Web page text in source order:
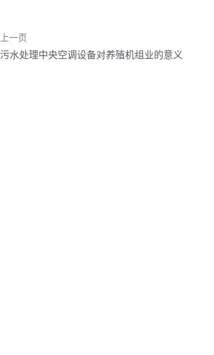
上一页
污水处理中央空调设备对养殖机组业的意义